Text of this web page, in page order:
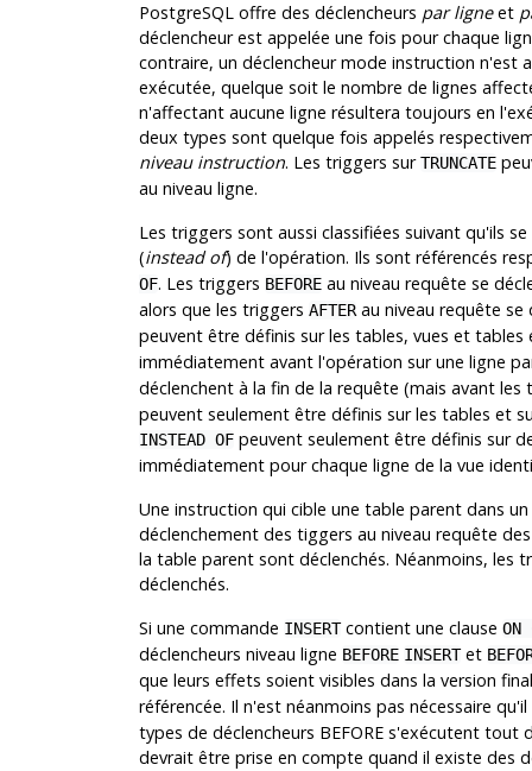
PostgreSQLoffre des déclencheurs par ligneet
déclencheur est appelée une fois pour chaque
contraire, un déclencheur mode instruction n'est
exécutée, quelque soit le nombre de lignes
n'affectant aucune ligne résultera toujours en
deux types sont quelque fois appelés
niveau instruction. Les triggers surTRUNCATE
au niveau ligne.
Les triggers sont aussi classifiées suivant qu'ils
(instead of) de l'opération. Ils sont référencés
OF. Les triggers BEFOREau niveau requête se
alors que les triggers AFTERau niveau requête se
peuvent être définis sur les tables, vues et
immédiatement avant l'opération sur une ligne
déclenchent à la fin de la requête (mais avant
peuvent seulement être définis sur les tables et
INSTEAD OFpeuvent seulement être définis sur
immédiatement pour chaque ligne de la vue
Une instruction qui cible une table parent dans
déclenchement des tiggers au niveau requête
la table parent sont déclenchés. Néanmoins,
déclenchés.
Si une commande INSERTcontient une clause ON
déclencheurs niveau ligne BEFORE INSERTet
que leurs effets soient visibles dans la version
référencée. Il n'est néanmoins pas nécessaire
types de déclencheurs BEFORE s'exécutent
devrait être prise en compte quand il existe des